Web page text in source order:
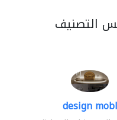
التصنيف
design mobl